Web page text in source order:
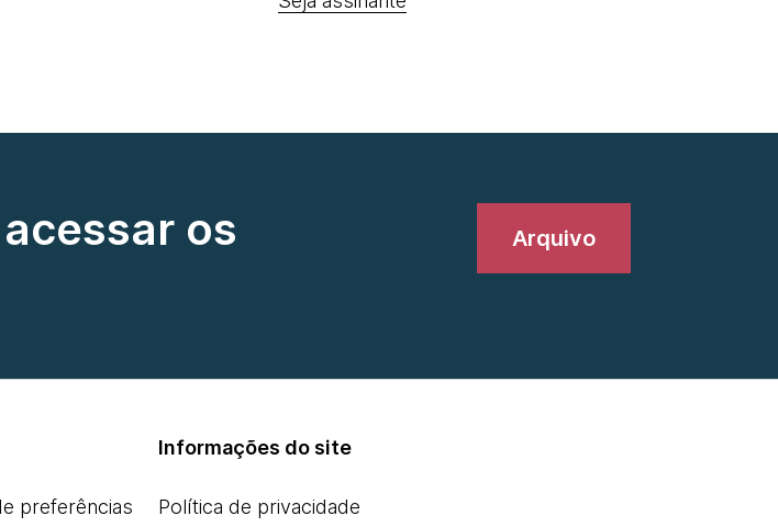
os
Arquivo
preferências
Informações do site
Política de privacidade